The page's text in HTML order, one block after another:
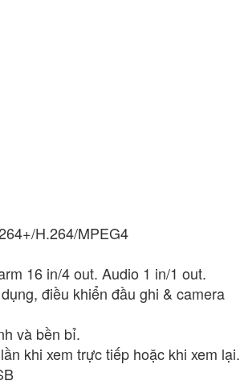
H.264/MPEG4
16 in/4 out. Audio 1 in/1 out.
điều khiển đầu ghi & camera
và bền bỉ.
khi xem trực tiếp hoặc khi xem lại.